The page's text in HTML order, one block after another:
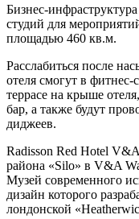
Бизнес-
студий для
площадью 460 кв.м.
Расслабиться после
отеля смогут в
террасе на крыше
бар, а также будут
диджеев.
Radisson Red Hotel
района «Silo» в V&A
Музей современного
дизайн которого
лондонской